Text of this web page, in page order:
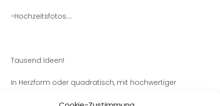
-Hochzeitsfotos….
Tausend Ideen!
In Herzform oder quadratisch, mit hochwertiger